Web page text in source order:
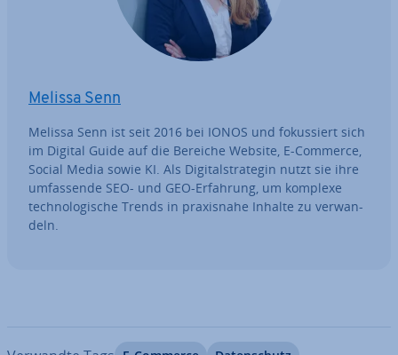
Melissa Senn
Melissa Senn ist seit 2016 bei IONOS und fo­kus­siert sich
im Digital Guide auf die Bereiche Website, E-Commerce,
Social Media sowie KI. Als Di­gi­tal­stra­te­gin nutzt sie ihre
um­fas­sen­de SEO- und GEO-Erfahrung, um komplexe
tech­no­lo­gi­sche Trends in pra­xis­na­he Inhalte zu ver­wan­
deln.